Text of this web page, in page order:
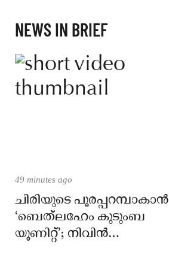
NEWS IN BRIEF
49 minutes ago
ചിരിയുടെ പൂരപ്പറമ്പാകാൻ
‘ബെത്‌ലഹേം കുടുംബ
യൂണിറ്റ്’; നിവിൻ